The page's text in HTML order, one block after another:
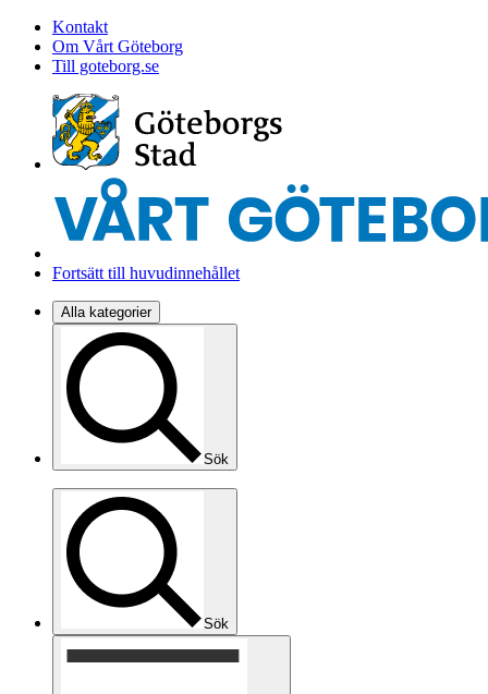
Kontakt
Om Vårt Göteborg
Till goteborg.se
Fortsätt till huvudinnehållet
Alla kategorier
Sök
Sök